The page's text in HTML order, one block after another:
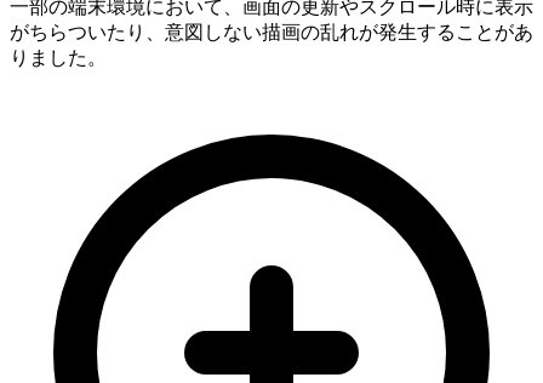
一部の端末環境において、画面の更新やスクロール時に表示
がちらついたり、意図しない描画の乱れが発生することがあ
りました。